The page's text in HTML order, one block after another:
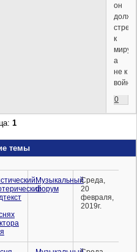
он
к
миру,
а
не к
0
1
темы
Музыкальный
форум
Среда,
20
февраля,
2019г.